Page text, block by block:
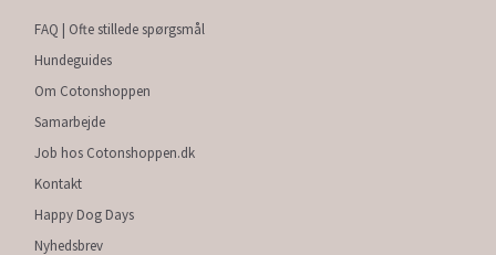
FAQ | Ofte stillede spørgsmål
Hundeguides
Om Cotonshoppen
Samarbejde
Job hos Cotonshoppen.dk
Kontakt
Happy Dog Days
Nyhedsbrev